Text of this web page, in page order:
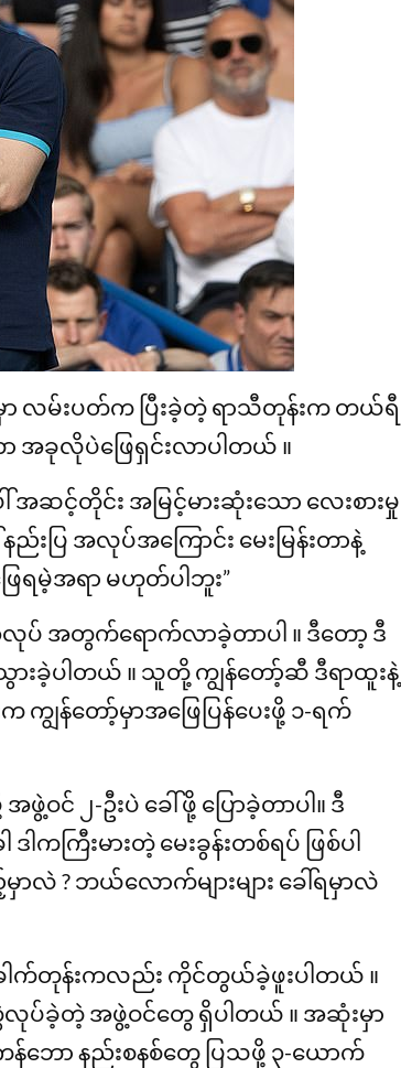
လမ်းပတ်က ပြီးခဲ့တဲ့ ရာသီတုန်းက တယ်ရီ
အခုလိုပဲဖြေရှင်းလာပါတယ် ။
ဆင့်တိုင်း အမြင့်မားဆုံးသော လေးစားမှု
ပြ အလုပ်အကြောင်း မေးမြန်းတာနဲ့
ရမဲ့အရာ မဟုတ်ပါဘူး”
ပ် အတွက်ရောက်လာခဲ့တာပါ ။ ဒီတော့ ဒီ
သွားခဲ့ပါတယ် ။ သူတို့ ကျွန်တော့်ဆီ ဒီရာထူးနဲ့
ကျွန်တော့်မှာအဖြေပြန်ပေးဖို့ ၁-ရက်
င် ၂-ဦးပဲ ခေါ်ဖို့ ပြောခဲ့တာပါ။ ဒီ
ကကြီးမားတဲ့ မေးခွန်းတစ်ရပ် ဖြစ်ပါ
ဘယ်လောက်များများ ခေါ်ရမှာလဲ
ါက်တုန်းကလည်း ကိုင်တွယ်ခဲ့ဖူးပါတယ် ။
ပ်ခဲ့တဲ့ အဖွဲ့ဝင်တွေ ရှိပါတယ် ။ အဆုံးမှာ
ော နည်းစနစ်တွေ ပြသဖို့ ၃-ယောက်